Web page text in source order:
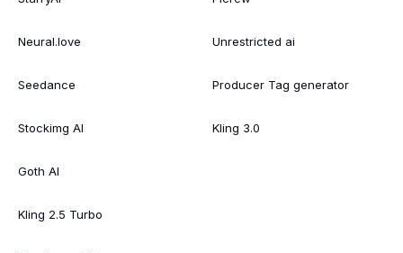
Neural.love
Seedance
Stockimg AI
Goth AI
Kling 2.5 Turbo
Unrestricted ai
Producer Tag generator
Kling 3.0